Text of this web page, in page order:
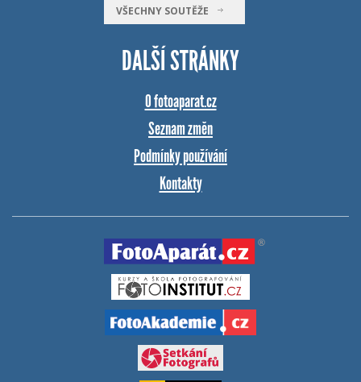
VŠECHNY SOUTĚŽE
DALŠÍ STRÁNKY
O fotoaparat.cz
Seznam změn
Podmínky používání
Kontakty